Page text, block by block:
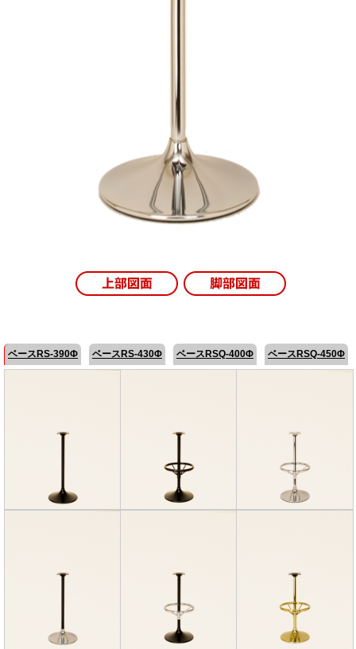
ベースRS-390Φ ベースRS-430Φ ベースRSQ-400Φ ベースRSQ-450Φ